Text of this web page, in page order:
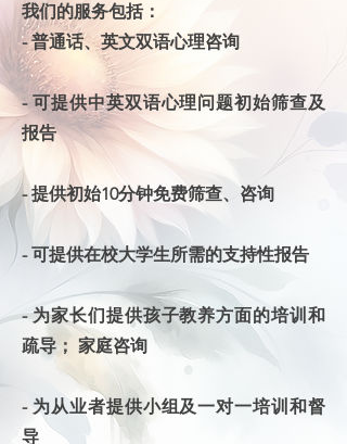
我们的服务包括：
- 普通话、英文双语心理咨询
- 可提供中英双语心理问题初始筛查及
报告
- 提供初始10分钟免费筛查、咨询
- 可提供在校大学生所需的支持性报告
- 为家长们提供孩子教养方面的培训和
疏导； 家庭咨询
- 为从业者提供小组及一对一培训和督
导